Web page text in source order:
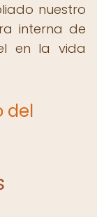
nuestro
interna de
en la vida
del